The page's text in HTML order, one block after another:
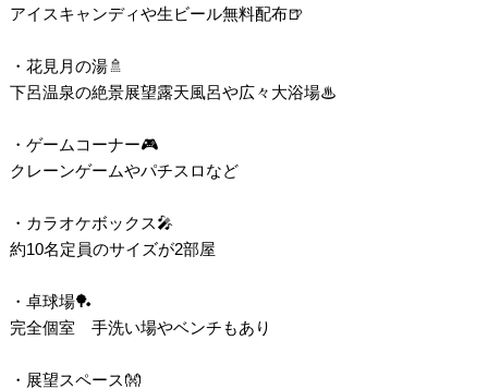
アイスキャンディや生ビール無料配布🍺
・花見月の湯🚿
下呂温泉の絶景展望露天風呂や広々大浴場♨
・ゲームコーナー🎮
クレーンゲームやパチスロなど
・カラオケボックス🎤
約10名定員のサイズが2部屋
・卓球場🏓
完全個室 手洗い場やベンチもあり
・展望スペース👐